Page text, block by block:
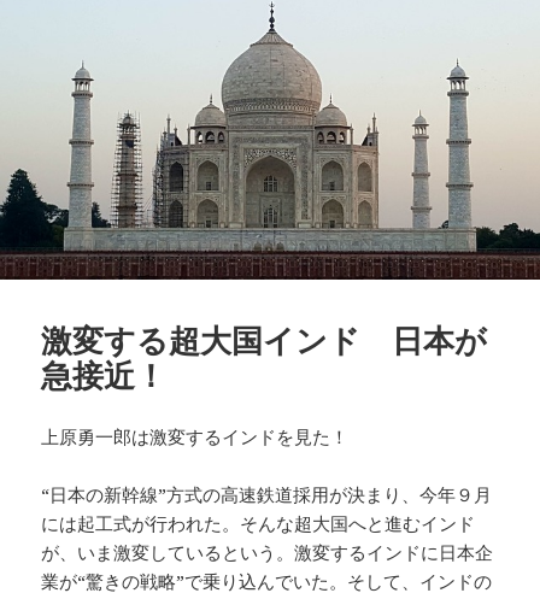
激変する超大国インド 日本が
急接近！
上原勇一郎は激変するインドを見た！
“日本の新幹線”方式の高速鉄道採用が決まり、今年９月
には起工式が行われた。そんな超大国へと進むインド
が、いま激変しているという。激変するインドに日本企
業が“驚きの戦略”で乗り込んでいた。そして、インドの